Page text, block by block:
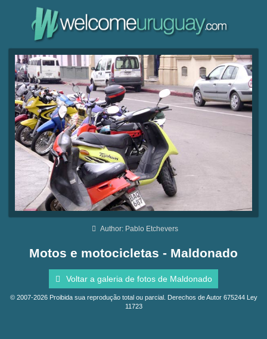
Author: Pablo Etchevers
Motos e motocicletas - Maldonado
Voltar a galeria de fotos de Maldonado
© 2007-2026 Proibida sua reprodução total ou parcial. Derechos de Autor 675244 Ley
11723